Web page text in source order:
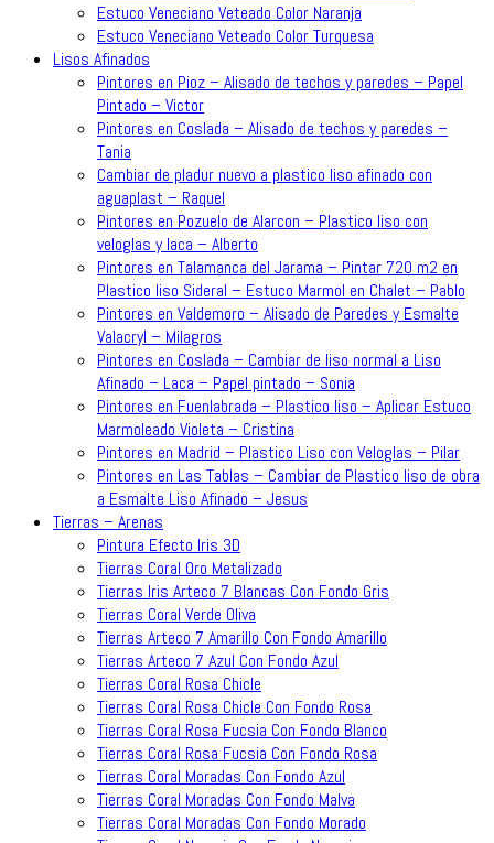
Estuco Veneciano Veteado Color Naranja
Estuco Veneciano Veteado Color Turquesa
Lisos Afinados
Pintores en Pioz – Alisado de techos y paredes – Papel
Pintado – Victor
Pintores en Coslada – Alisado de techos y paredes –
Tania
Cambiar de pladur nuevo a plastico liso afinado con
aguaplast – Raquel
Pintores en Pozuelo de Alarcon – Plastico liso con
veloglas y laca – Alberto
Pintores en Talamanca del Jarama – Pintar 720 m2 en
Plastico liso Sideral – Estuco Marmol en Chalet – Pablo
Pintores en Valdemoro – Alisado de Paredes y Esmalte
Valacryl – Milagros
Pintores en Coslada – Cambiar de liso normal a Liso
Afinado – Laca – Papel pintado – Sonia
Pintores en Fuenlabrada – Plastico liso – Aplicar Estuco
Marmoleado Violeta – Cristina
Pintores en Madrid – Plastico Liso con Veloglas – Pilar
Pintores en Las Tablas – Cambiar de Plastico liso de obra
a Esmalte Liso Afinado – Jesus
Tierras – Arenas
Pintura Efecto Iris 3D
Tierras Coral Oro Metalizado
Tierras Iris Arteco 7 Blancas Con Fondo Gris
Tierras Coral Verde Oliva
Tierras Arteco 7 Amarillo Con Fondo Amarillo
Tierras Arteco 7 Azul Con Fondo Azul
Tierras Coral Rosa Chicle
Tierras Coral Rosa Chicle Con Fondo Rosa
Tierras Coral Rosa Fucsia Con Fondo Blanco
Tierras Coral Rosa Fucsia Con Fondo Rosa
Tierras Coral Moradas Con Fondo Azul
Tierras Coral Moradas Con Fondo Malva
Tierras Coral Moradas Con Fondo Morado